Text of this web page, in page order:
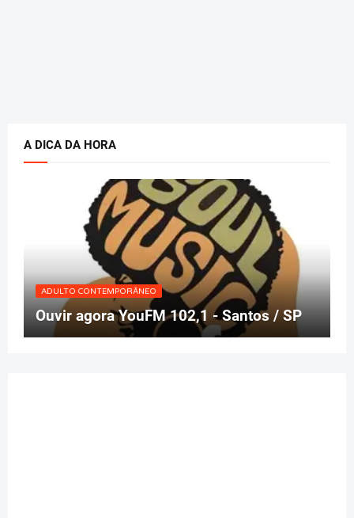
A DICA DA HORA
ADULTO CONTEMPORÂNEO
Ouvir agora YouFM 102,1 - Santos / SP